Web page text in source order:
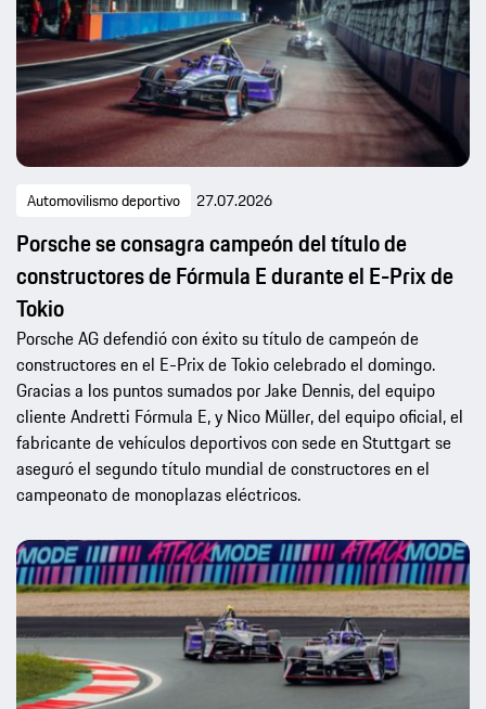
Automovilismo deportivo 27.07.2026
Porsche se consagra campeón del título de
constructores de Fórmula E durante el E-Prix de
Tokio
Porsche AG defendió con éxito su título de campeón de
constructores en el E-Prix de Tokio celebrado el domingo.
Gracias a los puntos sumados por Jake Dennis, del equipo
cliente Andretti Fórmula E, y Nico Müller, del equipo oficial, el
fabricante de vehículos deportivos con sede en Stuttgart se
aseguró el segundo título mundial de constructores en el
campeonato de monoplazas eléctricos.